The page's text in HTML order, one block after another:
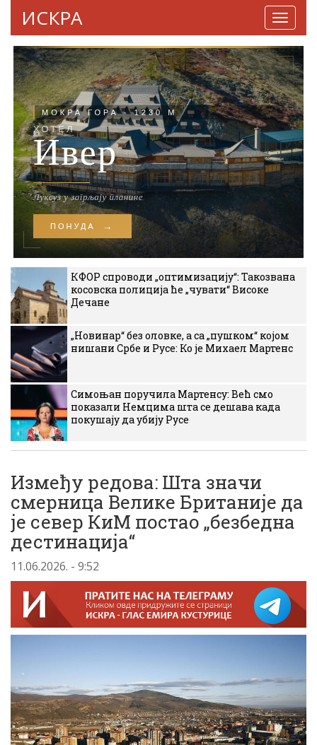
ИСКРА
КФОР спроводи „оптимизацију“: Такозвана
косовска полиција ће „чувати“ Високе
Дечане
„Новинар“ без оловке, а са „пушком“ којом
нишани Србе и Русе: Ко је Михаел Мартенс
Симоњан поручила Мартенсу: Већ смо
показали Немцима шта се дешава када
покушају да убију Русе
Између редова: Шта значи
смерница Велике Британије да
је север КиМ постао „безбедна
дестинација“
11.06.2026. - 9:52